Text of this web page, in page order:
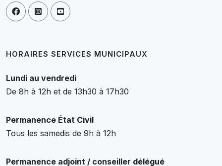
HORAIRES SERVICES MUNICIPAUX
Lundi au vendredi
De 8h à 12h et de 13h30 à 17h30
Permanence État Civil
Tous les samedis de 9h à 12h
Permanence adjoint / conseiller délégué